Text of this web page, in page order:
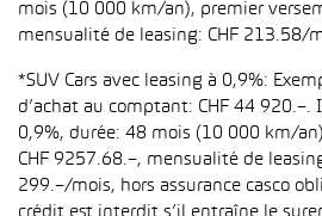
mois (10 000 km/an), premier
mensualité de leasing: CHF 213.58/
*SUV Cars avec leasing à 0,9%:
d’achat au comptant: CHF 44
0,9%, durée: 48 mois (10 000 km/
CHF 9257.68.–, mensualité de
299.–/mois, hors assurance casco
crédit est interdit s’il entraîne le